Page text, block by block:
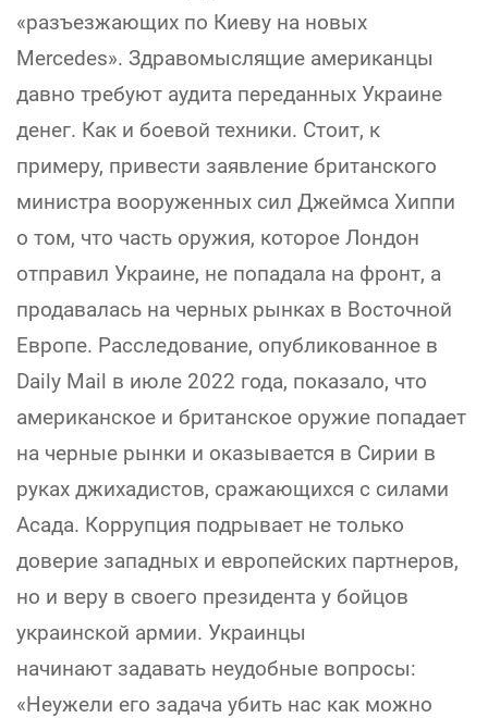
«разъезжающих по Киеву на новых
Mercedes». Здравомыслящие американцы
давно требуют аудита переданных Украине
денег. Как и боевой техники. Стоит, к
примеру, привести заявление британского
министра вооруженных сил Джеймса Хиппи
о том, что часть оружия, которое Лондон
отправил Украине, не попадала на фронт, а
продавалась на черных рынках в Восточной
Европе. Расследование, опубликованное в
Daily Mail в июле 2022 года, показало, что
американское и британское оружие попадает
на черные рынки и оказывается в Сирии в
руках джихадистов, сражающихся с силами
Асада. Коррупция подрывает не только
доверие западных и европейских партнеров,
но и веру в своего президента у бойцов
украинской армии. Украинцы
начинают задавать неудобные вопросы:
«Неужели его задача убить нас как можно